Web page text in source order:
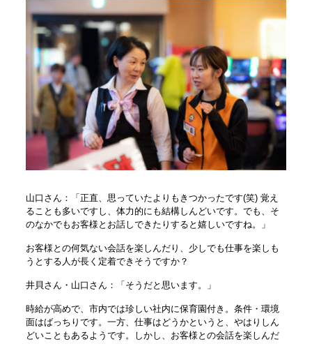
山口さん：「正直、思っていたよりもきつかったです(笑) 覚え
ることも多いですし、体力的にも結構しんどいです。でも、そ
のなかでもお客様とお話しできたりすると嬉しいですね。」
お客様との何気ない会話を楽しんだり、少しでも仕事を楽しも
うとする人が長く定着できそうですか？
井貝さん・山口さん：「そうだと思います。」
時給が高めで、市内では珍しい社内に保育園付き。条件・環境
面はばっちりです。一方、仕事はどうかというと、やはりしん
どいこともあるようです。しかし、お客様との会話を楽しんだ